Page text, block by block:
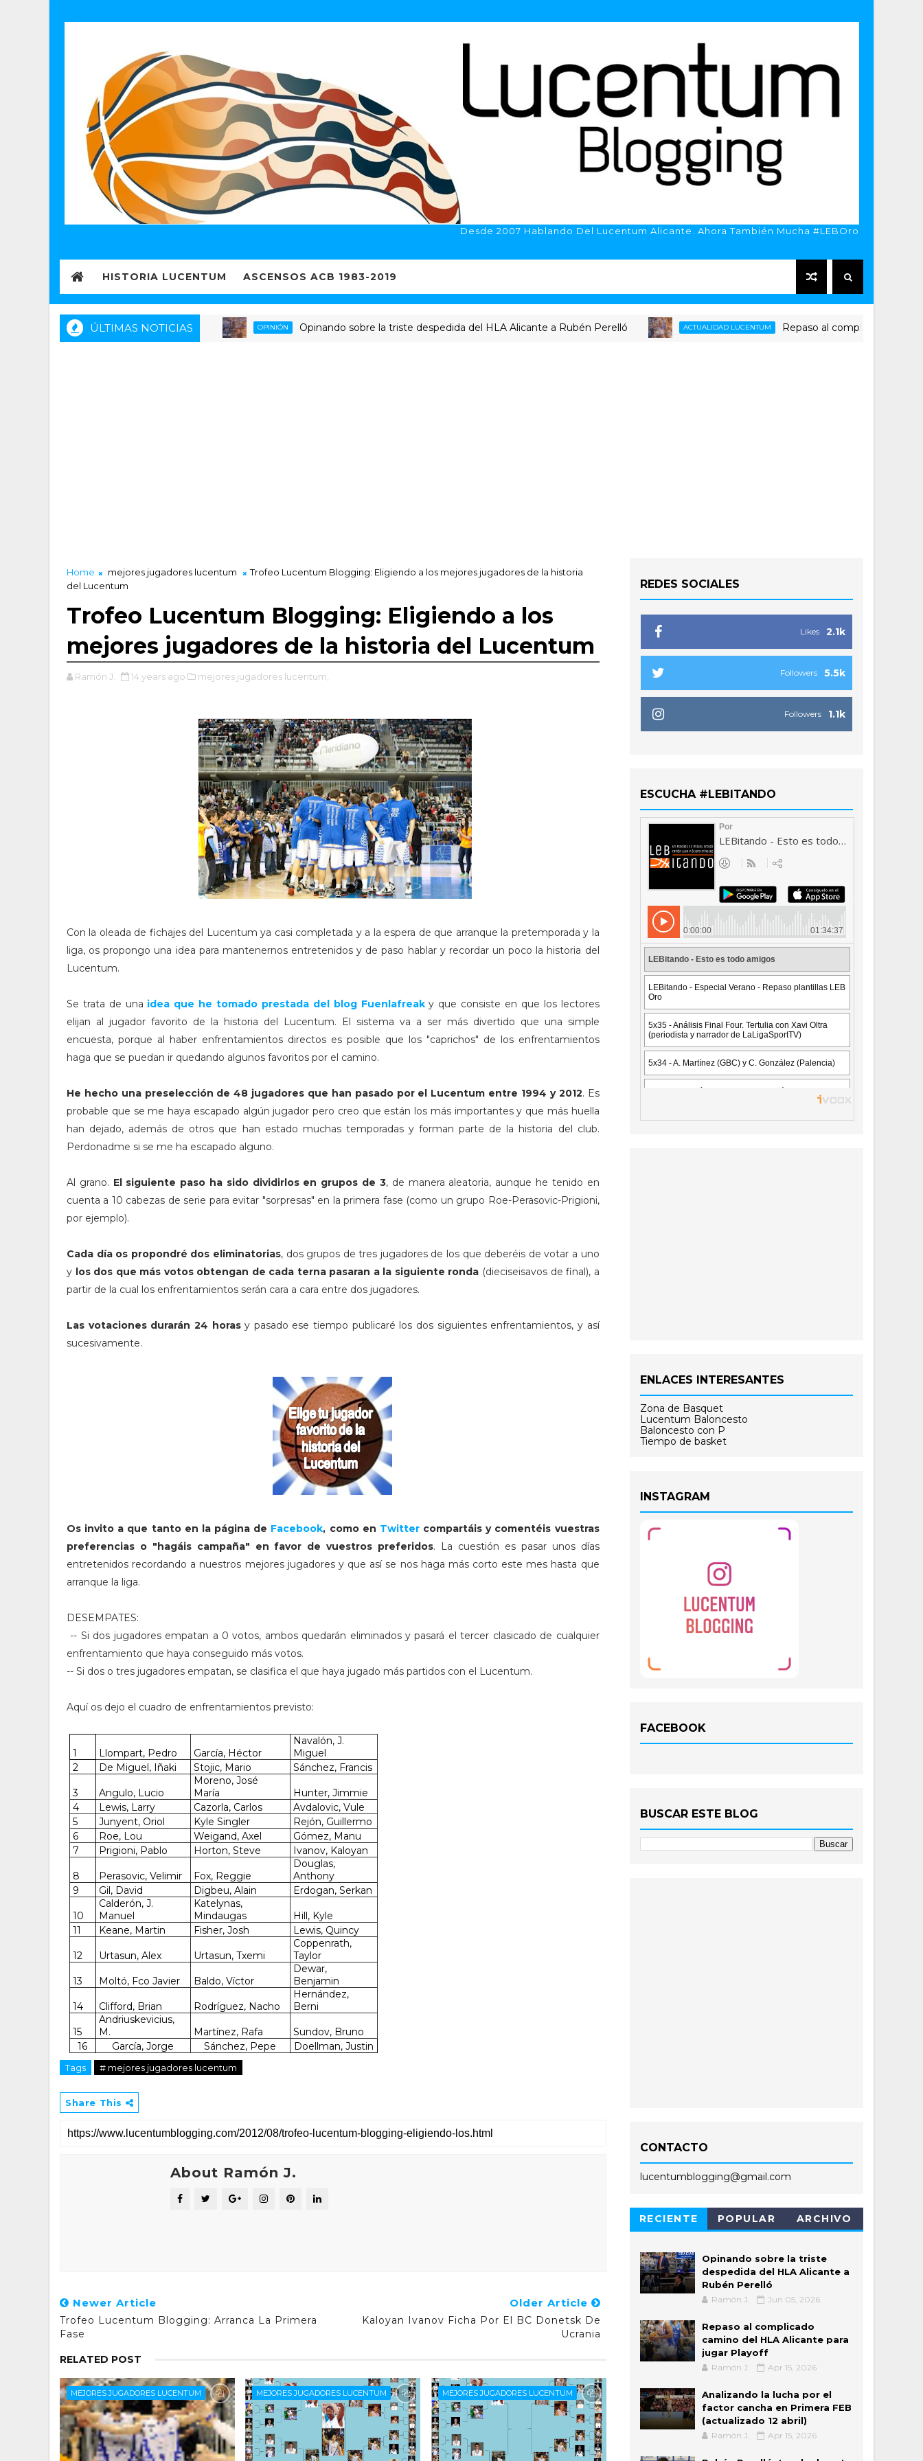
Desde 2007 Hablando Del Lucentum Alicante. Ahora También Mucha #LEBOro
HISTORIA LUCENTUM ASCENSOS ACB 1983-2019
ÚLTIMAS NOTICIAS OPINIÓN Opinando sobre la triste despedida del HLA Alicante a Rubén Perelló ACTUALIDAD LUCENTUM Repaso al complicado camino del
Home mejores jugadores lucentum
Trofeo Lucentum Blogging: Eligiendo a los mejores jugadores de la historia
del Lucentum
Trofeo Lucentum Blogging: Eligiendo a los
mejores jugadores de la historia del Lucentum
Ramón J. 14 years ago mejores jugadores lucentum,
Con la oleada de fichajes del Lucentum ya casi completada y a la espera de que arranque la pretemporada y la
liga, os propongo una idea para mantenernos entretenidos y de paso hablar y recordar un poco la historia del
Lucentum.
Se trata de una idea que he tomado prestada del blog Fuenlafreaky que consiste en que los lectores
elijan al jugador favorito de la historia del Lucentum. El sistema va a ser más divertido que una simple
encuesta, porque al haber enfrentamientos directos es posible que los "caprichos" de los enfrentamientos
haga que se puedan ir quedando algunos favoritos por el camino.
He hecho una preselección de 48 jugadores que han pasado por el Lucentum entre 1994 y 2012. Es
probable que se me haya escapado algún jugador pero creo que están los más importantes y que más huella
han dejado, además de otros que han estado muchas temporadas y forman parte de la historia del club.
Perdonadme si se me ha escapado alguno.
Al grano. El siguiente paso ha sido dividirlos en grupos de 3, de manera aleatoria, aunque he tenido en
cuenta a 10 cabezas de serie para evitar "sorpresas" en la primera fase (como un grupo Roe-Perasovic-Prigioni,
por ejemplo).
Cada día os propondré dos eliminatorias, dos grupos de tres jugadores de los que deberéis de votar a uno
y los dos que más votos obtengan de cada terna pasaran a la siguiente ronda (dieciseisavos de final), a
partir de la cual los enfrentamientos serán cara a cara entre dos jugadores.
Las votaciones durarán 24 horasy pasado ese tiempo publicaré los dos siguientes enfrentamientos, y así
sucesivamente.
Os invito a que tanto en la página de Facebook, como en Twittercompartáis y comentéis vuestras
preferencias o "hagáis campaña" en favor de vuestros preferidos. La cuestión es pasar unos días
entretenidos recordando a nuestros mejores jugadores y que así se nos haga más corto este mes hasta que
arranque la liga.
DESEMPATES:
-- Si dos jugadores empatan a 0 votos, ambos quedarán eliminados y pasará el tercer clasicado de cualquier
enfrentamiento que haya conseguido más votos.
-- Si dos o tres jugadores empatan, se clasifica el que haya jugado más partidos con el Lucentum.
Aquí os dejo el cuadro de enfrentamientos previsto:
1 Llompart, Pedro García, Héctor
Navalón, J.
Miguel
2
De Miguel, Iñaki Stojic, Mario Sánchez, Francis
3 Angulo, Lucio
Moreno, José
María
Hunter, Jimmie
4
Lewis, Larry Cazorla, Carlos
Avdalovic, Vule
5
Junyent, Oriol Kyle Singler
Rejón, Guillermo
6
Roe, Lou Weigand, Axel
Gómez, Manu
7
Prigioni, Pablo Horton, Steve Ivanov, Kaloyan
8 Perasovic, Velimir Fox, Reggie
Douglas,
Anthony
9
Gil, David Digbeu, Alain Erdogan, Serkan
10
Calderón, J.
Manuel
Katelynas,
Mindaugas
Hill, Kyle
11
Keane, Martin Fisher, Josh Lewis, Quincy
12 Urtasun, Alex Urtasun, Txemi
Coppenrath,
Taylor
13 Moltó, Fco Javier Baldo, Víctor
Dewar,
Benjamin
14 Clifford, Brian Rodríguez, Nacho
Hernández,
Berni
15
Andriuskevicius,
M.
Martínez, Rafa
Sundov, Bruno
16
García, Jorge Sánchez, Pepe Doellman, Justin
Tags # mejores jugadores lucentum
Share This
About Ramón J.
Newer Article
Trofeo Lucentum Blogging: Arranca La Primera
Fase
Older Article
Kaloyan Ivanov Ficha Por El BC Donetsk De
Ucrania
RELATED POST
MEJORES JUGADORES LUCENTUM MEJORES JUGADORES LUCENTUM MEJORES JUGADORES LUCENTUM
REDES SOCIALES
2.1k
Likes
5.5k
Followers
1.1k
Followers
ESCUCHA #LEBITANDO
ENLACES INTERESANTES
Zona de Basquet
Lucentum Baloncesto
Baloncesto con P
Tiempo de basket
INSTAGRAM
FACEBOOK
BUSCAR ESTE BLOG
CONTACTO
lucentumblogging@gmail.com
RECIENTE POPULAR ARCHIVO
Opinando sobre la triste
despedida del HLA Alicante a
Rubén Perelló
Ramón J. Jun 05, 2026
Repaso al complicado
camino del HLA Alicante para
jugar Playoff
Ramón J. Apr 15, 2026
Analizando la lucha por el
factor cancha en Primera FEB
(actualizado 12 abril)
Ramón J. Apr 15, 2026